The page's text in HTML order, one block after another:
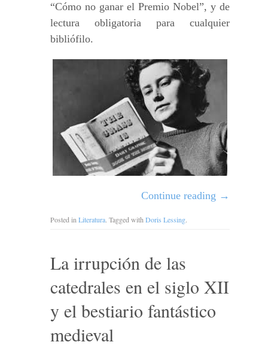
“Cómo no ganar el Premio Nobel”, y de
lectura obligatoria para cualquier
bibliófilo.
Continue reading →
Posted in Literatura. Tagged with Doris Lessing.
La irrupción de las
catedrales en el siglo XII
y el bestiario fantástico
medieval